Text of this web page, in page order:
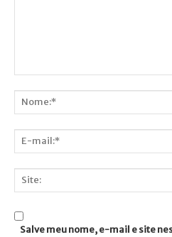
mail:*
Salve meu nome, e-mail e site